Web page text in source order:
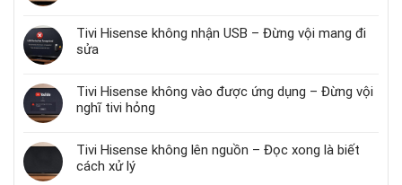
Tivi Hisense không nhận USB – Đừng vội mang đi
sửa
Tivi Hisense không vào được ứng dụng – Đừng vội
nghĩ tivi hỏng
Tivi Hisense không lên nguồn – Đọc xong là biết
cách xử lý